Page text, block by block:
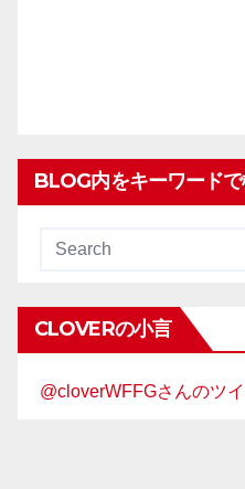
BLOG内をキーワード
CLOVERの小言
@cloverWFFGさんのツイ